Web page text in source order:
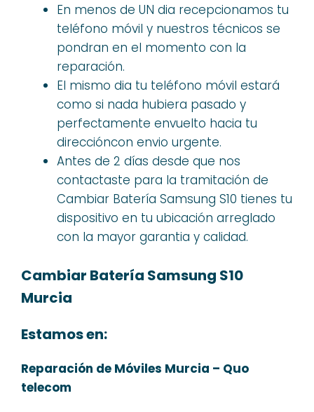
En menos de UN dia recepcionamos tu
teléfono móvil y nuestros técnicos se
pondran en el momento con la
reparación.
El mismo dia tu teléfono móvil estará
como si nada hubiera pasado y
perfectamente envuelto hacia tu
direccióncon envio urgente.
Antes de 2 días desde que nos
contactaste para la tramitación de
Cambiar Batería Samsung S10 tienes tu
dispositivo en tu ubicación arreglado
con la mayor garantia y calidad.
Cambiar Batería Samsung S10
Murcia
Estamos en:
Reparación de Móviles Murcia – Quo
telecom